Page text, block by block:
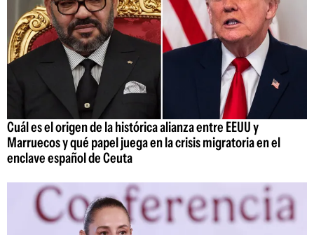
Cuál es el origen de la histórica alianza entre EEUU y
Marruecos y qué papel juega en la crisis migratoria en el
enclave español de Ceuta